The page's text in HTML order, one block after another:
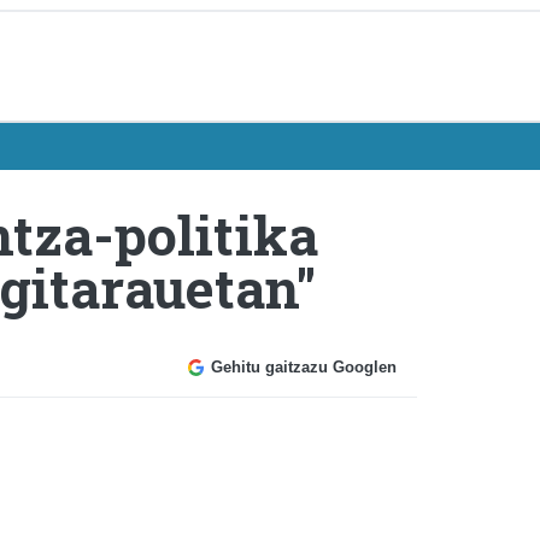
politika
Gehitu gaitzazu Googlen